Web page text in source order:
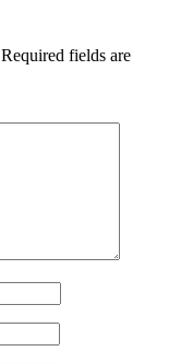
Required fields are